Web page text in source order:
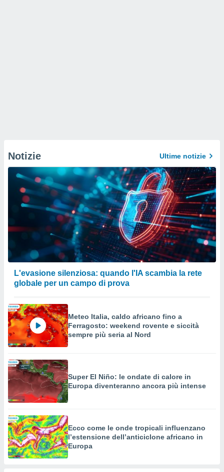
Notizie Ultime notizie
L'evasione silenziosa: quando l'IA scambia la rete
globale per un campo di prova
Meteo Italia, caldo africano fino a
Ferragosto: weekend rovente e siccità
sempre più seria al Nord
Super El Niño: le ondate di calore in
Europa diventeranno ancora più intense
Ecco come le onde tropicali influenzano
l’estensione dell’anticiclone africano in
Europa